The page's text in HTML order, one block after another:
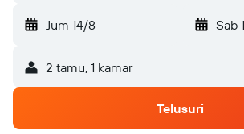
Jum 14/8 - Sab
2 tamu, 1 kamar
Telusuri